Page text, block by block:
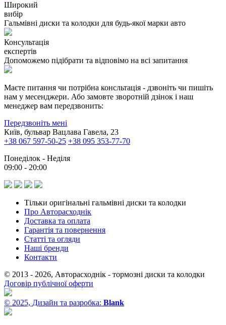
Широкий
вибір
Гальмівні диски та колодки для будь-якої марки авто
Консультація
експертів
Допоможемо підібрати та відповімо на всі запитання
Маєте питання чи потрібна консльтація - дзвоніть чи пишіть
нам у месенджери. Або замовте зворотній дзінок і наш
менеджер вам передзвонить:
Передзвоніть мені
Київ, бульвар Вацлава Гавела, 23
+38 067 597-50-25 +38 095 353-77-70
Понеділок - Неділя
09:00 - 20:00
Тільки оригінальні гальмівні диски та колодки
Про Авторасходнік
Доставка та оплата
Гарантія та повернення
Статті та огляди
Наші бренди
Контакти
© 2013 - 2026, Авторасходнік - тормозні диски та колодки
Договір публічної оферти
© 2025, Дизайн та разробка: Blank